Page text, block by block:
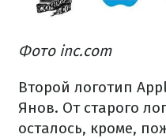
Фото inc.com
Второй логотип
Янов. От старого
осталось, кроме,